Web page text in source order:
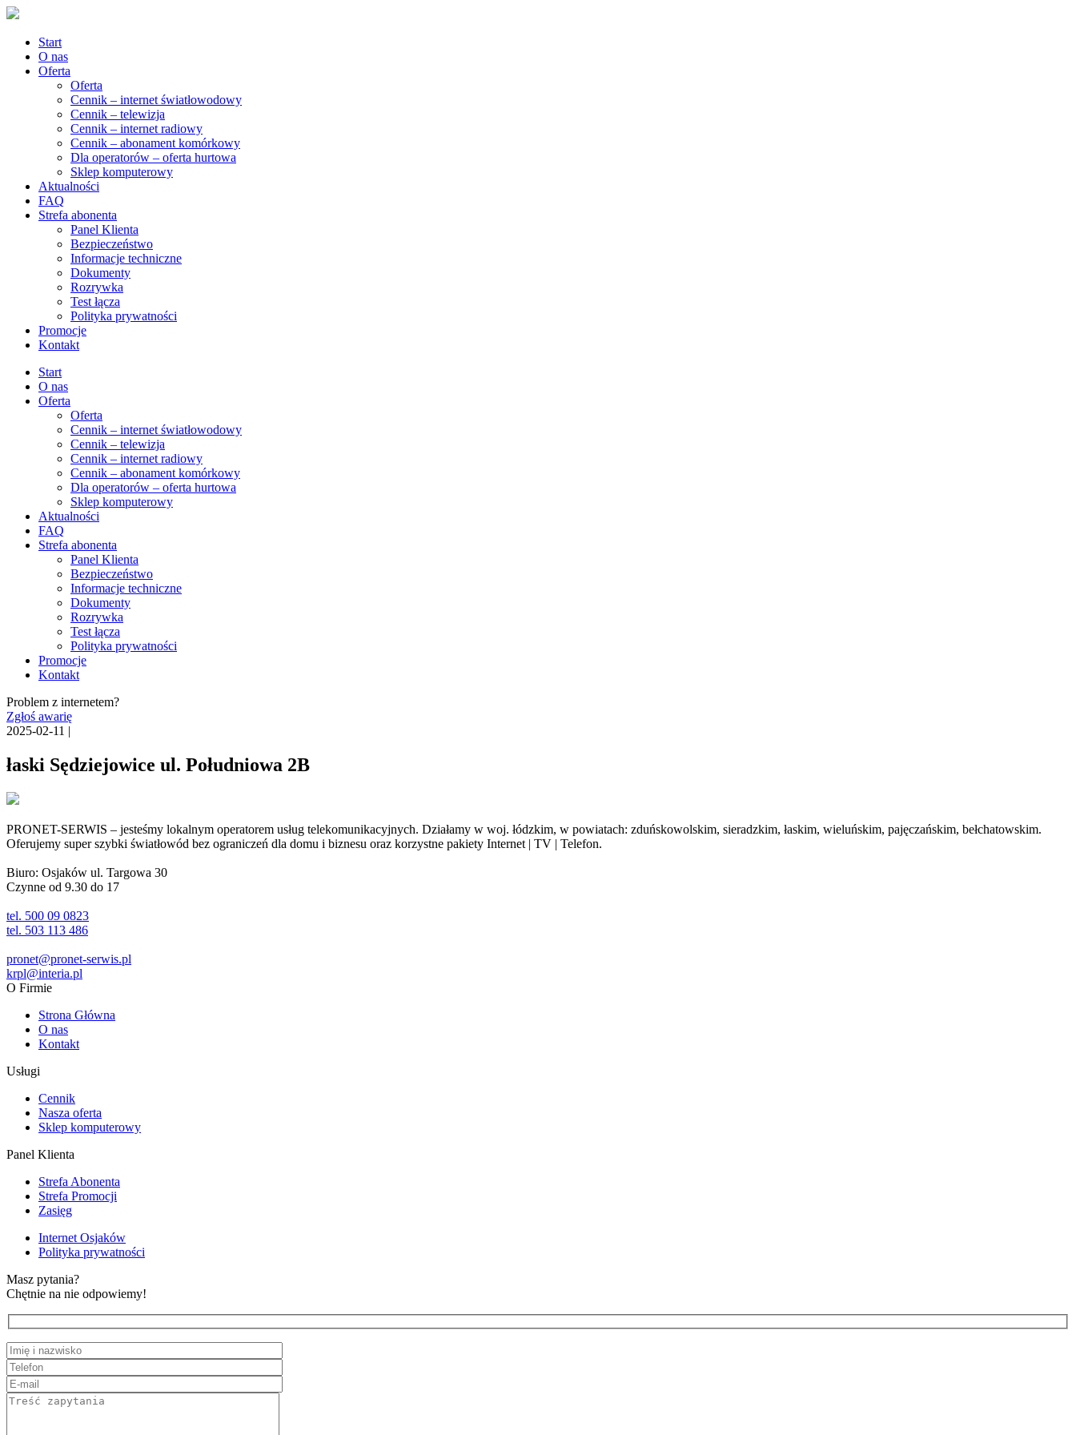
Start
O nas
Oferta
Oferta
Cennik – internet światłowodowy
Cennik – telewizja
Cennik – internet radiowy
Cennik – abonament komórkowy
Dla operatorów – oferta hurtowa
Sklep komputerowy
Aktualności
FAQ
Strefa abonenta
Panel Klienta
Bezpieczeństwo
Informacje techniczne
Dokumenty
Rozrywka
Test łącza
Polityka prywatności
Promocje
Kontakt
Start
O nas
Oferta
Oferta
Cennik – internet światłowodowy
Cennik – telewizja
Cennik – internet radiowy
Cennik – abonament komórkowy
Dla operatorów – oferta hurtowa
Sklep komputerowy
Aktualności
FAQ
Strefa abonenta
Panel Klienta
Bezpieczeństwo
Informacje techniczne
Dokumenty
Rozrywka
Test łącza
Polityka prywatności
Promocje
Kontakt
Problem z internetem?
Zgłoś awarię
2025-02-11 |
łaski Sędziejowice ul. Południowa 2B
PRONET-SERWIS – jesteśmy lokalnym operatorem usług telekomunikacyjnych. Działamy w woj. łódzkim, w powiatach: zduńskowolskim, sieradzkim, łaskim, wieluńskim, pajęczańskim, bełchatowskim.
Oferujemy super szybki światłowód bez ograniczeń dla domu i biznesu oraz korzystne pakiety Internet | TV | Telefon.
Biuro: Osjaków ul. Targowa 30
Czynne od 9.30 do 17
tel. 500 09 0823
tel. 503 113 486
pronet@pronet-serwis.pl
krpl@interia.pl
O Firmie
Strona Główna
O nas
Kontakt
Usługi
Cennik
Nasza oferta
Sklep komputerowy
Panel Klienta
Strefa Abonenta
Strefa Promocji
Zasięg
Internet Osjaków
Polityka prywatności
Masz pytania?
Chętnie na nie odpowiemy!